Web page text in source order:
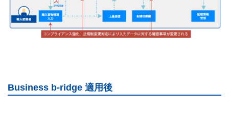
Business b-ridge 適用後